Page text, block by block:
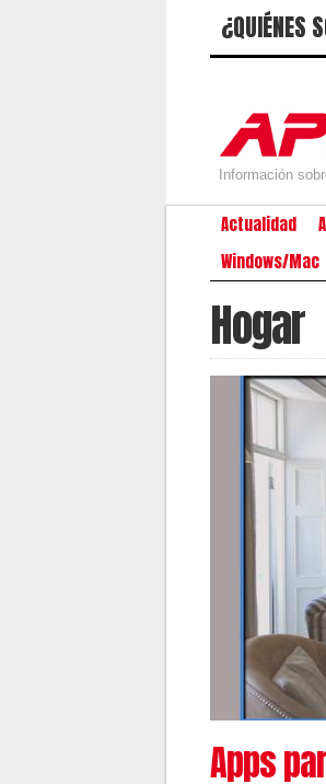
¿QUIÉNES
Información
Actualidad
Windows/Mac
Hogar
Apps